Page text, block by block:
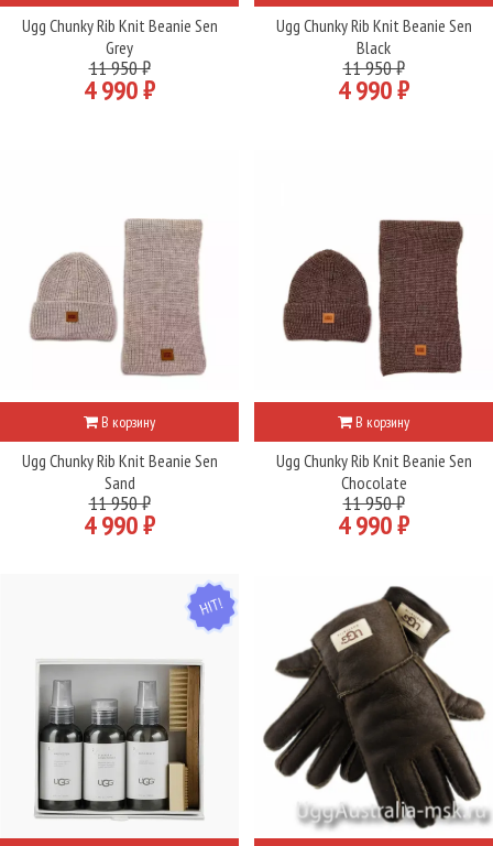
Ugg Chunky Rib Knit Beanie Sen
Grey
11 950 ₽
4 990 ₽
Ugg Chunky Rib Knit Beanie Sen
Black
11 950 ₽
4 990 ₽
В корзину
Ugg Chunky Rib Knit Beanie Sen
Sand
11 950 ₽
4 990 ₽
В корзину
Ugg Chunky Rib Knit Beanie Sen
Chocolate
11 950 ₽
4 990 ₽
HIT